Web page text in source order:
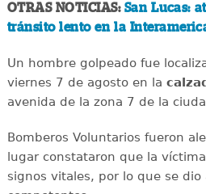
OTRAS NOTICIAS: San Lucas:
tránsito lento en la
Un hombre golpeado fue
viernes 7 de agosto en la
avenida de la zona 7 de la
Bomberos Voluntarios fueron
lugar constataron que la
signos vitales, por lo que se dio